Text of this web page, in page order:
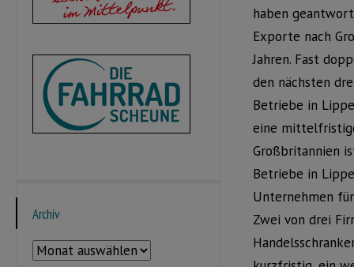
haben
Exporte nach
Jahren. Fast
den nächsten
Betriebe in
eine
Großbritannien
Betriebe in
Unternehmen
Zwei von drei
Archiv
Archiv